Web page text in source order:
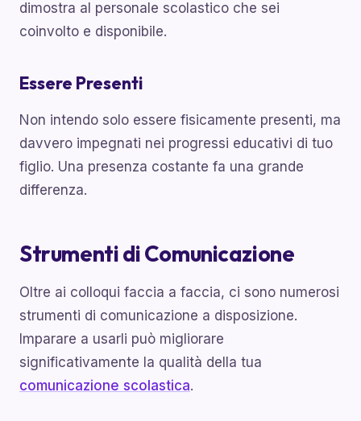
dimostra al personale scolastico che sei
coinvolto e disponibile.
Essere Presenti
Non intendo solo essere fisicamente presenti, ma
davvero impegnati nei progressi educativi di tuo
figlio. Una presenza costante fa una grande
differenza.
Strumenti di Comunicazione
Oltre ai colloqui faccia a faccia, ci sono numerosi
strumenti di comunicazione a disposizione.
Imparare a usarli può migliorare
significativamente la qualità della tua
comunicazione scolastica.